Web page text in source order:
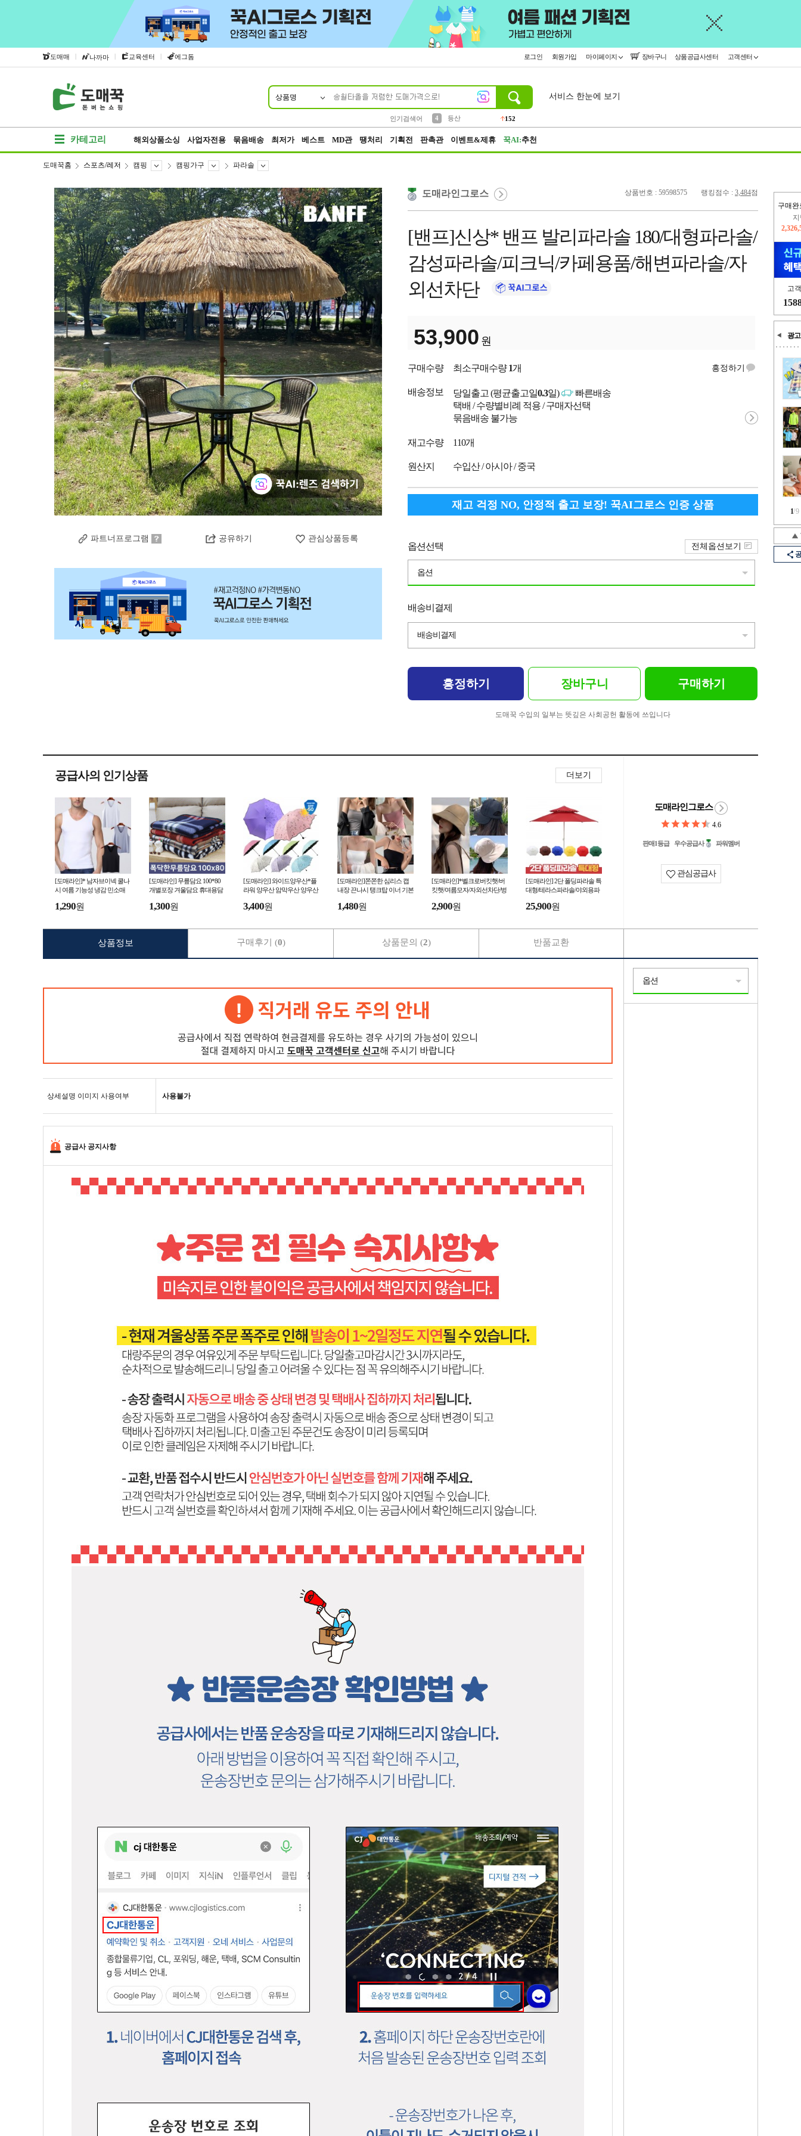
도매매 | 나까마 | 교육센터 | 에그돔 로그인 회원가입 마이페이지 장바구니 상품공급사센터 고객센터
상품명
인기검색어
4
등산
152
서비스 한눈에 보기
카테고리 해외상품소싱 사업자전용 묶음배송 최저가 베스트 MD관 땡처리 기획전 판촉관 이벤트&제휴 꾹AI:추천
구매완
고
광고
1/9
도매꾹홈 스포츠/레저 캠핑 캠핑가구 파라솔
파트너프로그램 공유하기 관심상품등록
상품번호 : 59598575 랭킹점수 : 3,484점
도매라인그로스
[밴프]신상* 밴프 발리파라솔 180/대형파라솔/
감성파라솔/피크닉/카페용품/해변파라솔/자
외선차단
53,900 원
구매수량 최소구매수량1개 흥정하기
배송정보 당일출고 (평균출고일0.3일)
빠른배송
택배 / 수량별비례 적용 / 구매자선택
묶음배송 불가능
재고수량 110개
원산지 수입산 / 아시아 / 중국
재고 걱정 NO, 안정적 출고 보장! 꾹AI그로스 인증 상품
옵션선택
옵션
전체옵션보기
배송비결제
배송비결제
흥정하기 장바구니 구매하기
도매꾹 수입의 일부는 뜻깊은 사회공헌 활동에 쓰입니다
공급사의 인기상품 더보기
[도매라인]* 남자브이넥 쿨나
시 여름 기능성 냉감 민소매
남성런닝
1,290원
[도매라인] 무릎담요 100*80
개별포장 겨울담요 휴대용담
담요
1,300원
[도매라인] 와이드양우산*플
라워 양우산 암막우산 양우산
산
3,400원
[도매라인]쫀쫀한 심리스 캡
내장 끈나시 탱크탑 이너 기본
어나시
1,480원
[도매라인]*벨크로버킷햇/버
킷햇/여름모자/자외선차단/벙
일리모자
2,900원
[도매라인] 2단 폴딩파라솔 특
대형/테라스파라솔/야외용파
솔/비치파라솔
25,900원
도매라인그로스
4.6
판매1등급 우수공급사 파워멤버
관심공급사
상세설명 이미지 사용여부 사용불가
공급사 공지사항
상품정보 구매후기 (0) 상품문의 (2) 반품교환
옵션